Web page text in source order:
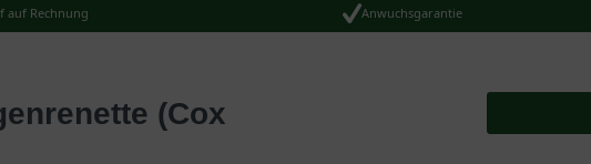
auf Rechnung Anwuchsgarantie